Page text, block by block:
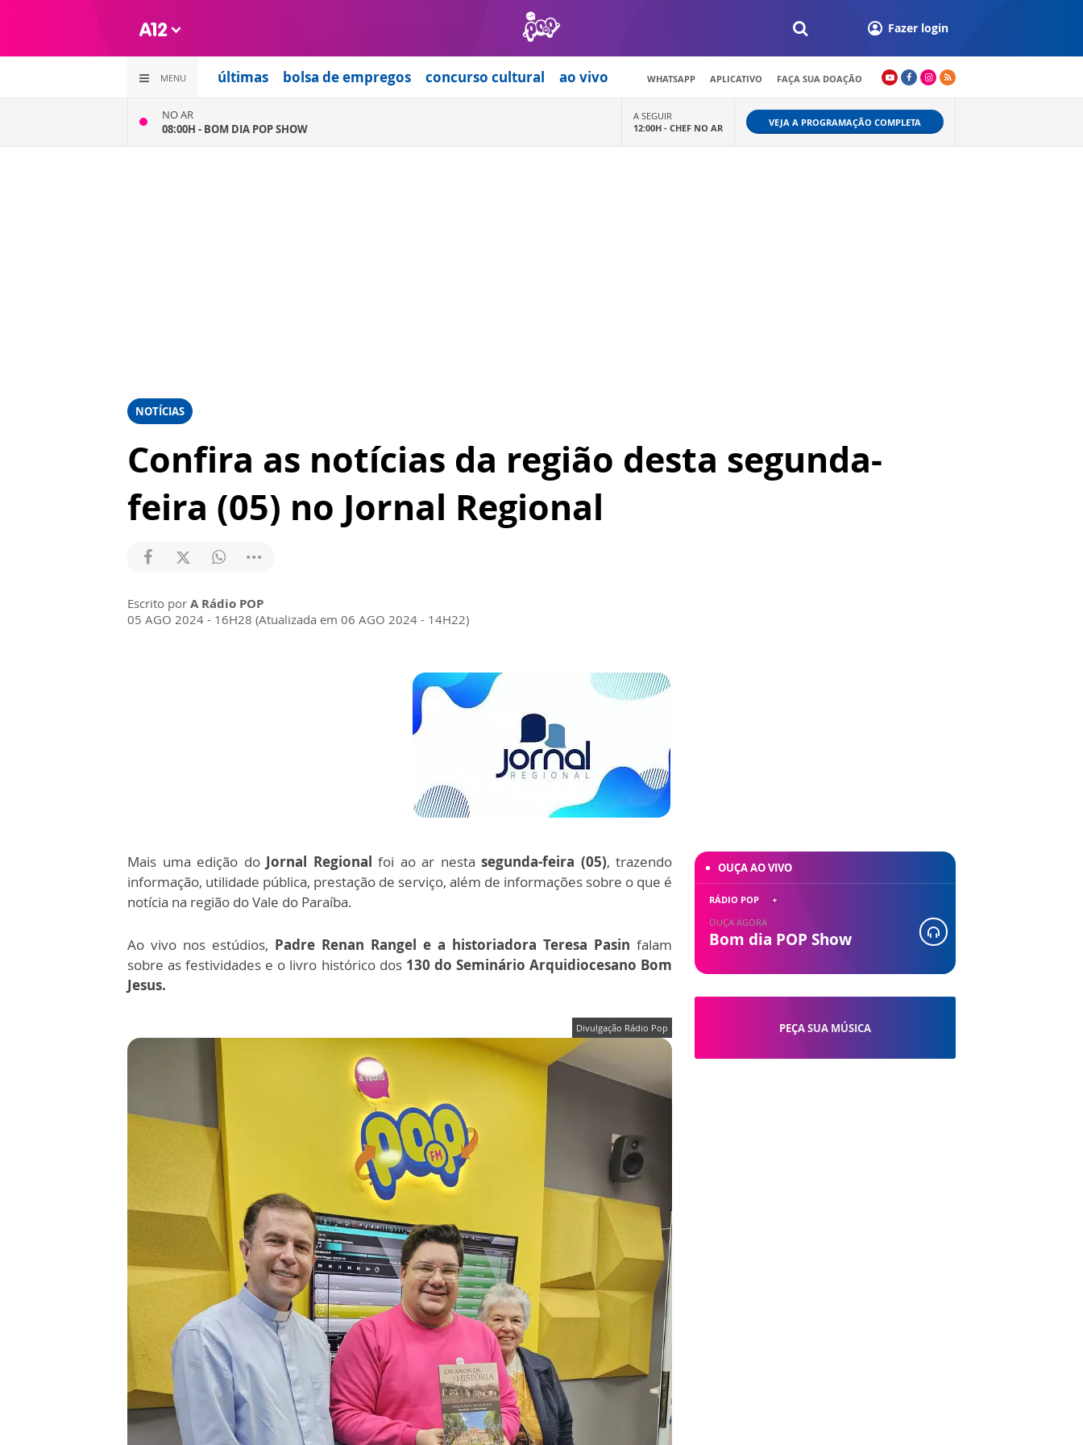
Fazer login
MENU últimas bolsa de empregos concurso cultural ao vivo WHATSAPP APLICATIVO FAÇA SUA DOAÇÃO
NO AR
08:00H - BOM DIA POP SHOW
A SEGUIR
12:00H - CHEF NO AR VEJA A PROGRAMAÇÃO COMPLETA
NOTÍCIAS
Confira as notícias da região desta segunda-
feira (05) no Jornal Regional
Escrito por A Rádio POP
05 AGO 2024 - 16H28 (Atualizada em 06 AGO 2024 - 14H22)
Mais uma edição do Jornal Regional foi ao ar nesta segunda-feira (05), trazendo
informação, utilidade pública, prestação de serviço, além de informações sobre o que é
notícia na região do Vale do Paraíba.
Ao vivo nos estúdios, Padre Renan Rangel e a historiadora Teresa Pasin falam
sobreas festividades e o livro histórico dos 130 do Seminário Arquidiocesano Bom
Jesus.
Divulgação Rádio Pop PEÇA SUA MÚSICA
OUÇA AO VIVO
RÁDIO POP
OUÇA AGORA
Bom dia POP Show